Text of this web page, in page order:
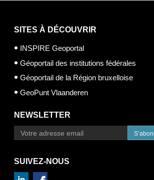
SITES À DÉCOUVRIR
INSPIRE Geoportal
Géoportail des institutions fédérales
Géoportail de la Région bruxelloise
GeoPunt Vlaanderen
NEWSLETTER
SUIVEZ-NOUS